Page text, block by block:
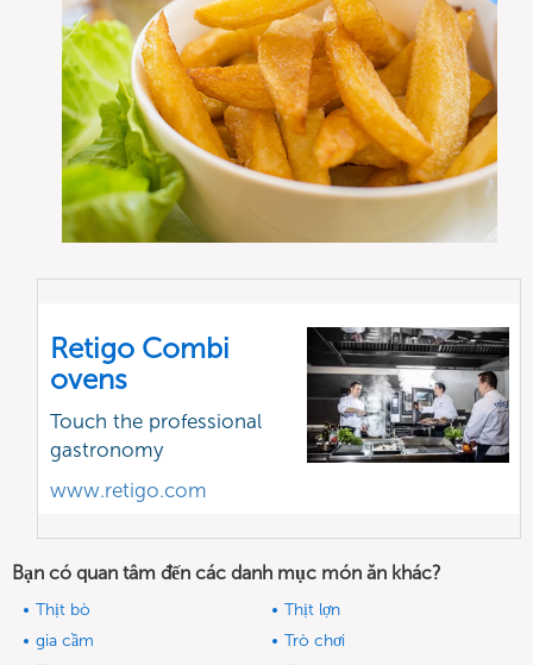
Retigo Combi
ovens
Touch the professional
gastronomy
www.retigo.com
Bạn có quan tâm đến các danh mục món ăn khác?
Thịt bò
Thịt lợn
gia cầm
Trò chơi